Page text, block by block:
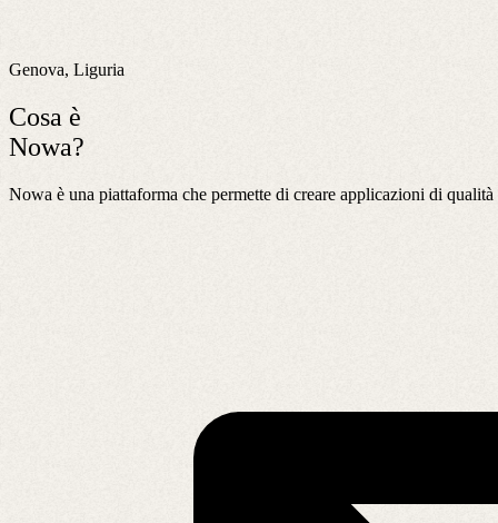
Genova, Liguria
Cosa è
Nowa?
Nowa è una piattaforma che permette di creare applicazioni di